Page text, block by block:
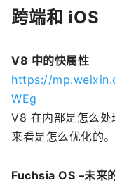
跨端和 iOS
V8 中的快属性
https://
WEg
V8 在内部是怎么
来看是怎么优化的。
Fuchsia OS –未来